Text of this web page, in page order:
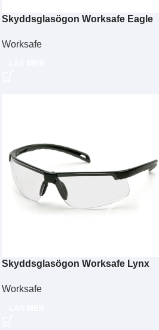
Skyddsglasögon Worksafe Eagle
Worksafe
Skyddsglasögon Worksafe Lynx
Worksafe